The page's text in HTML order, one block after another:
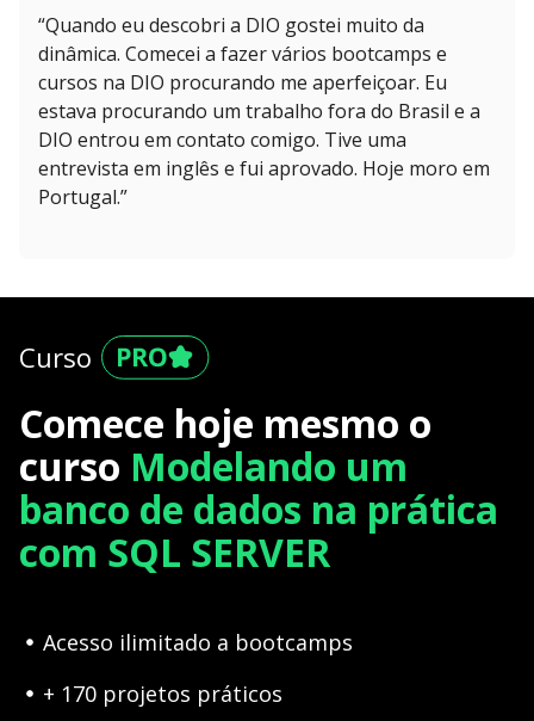
“Quando eu descobri a DIO gostei muito da
dinâmica. Comecei a fazer vários bootcamps e
cursos na DIO procurando me aperfeiçoar. Eu
estava procurando um trabalho fora do Brasil e a
DIO entrou em contato comigo. Tive uma
entrevista em inglês e fui aprovado. Hoje moro em
Portugal.”
Curso
Comece hoje mesmo o
curso Modelando um
banco de dados na prática
com SQL SERVER
Acesso ilimitado a bootcamps
+ 170 projetos práticos